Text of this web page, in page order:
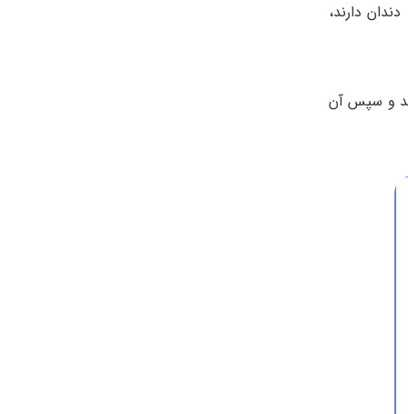
دارند،
و سپس آن